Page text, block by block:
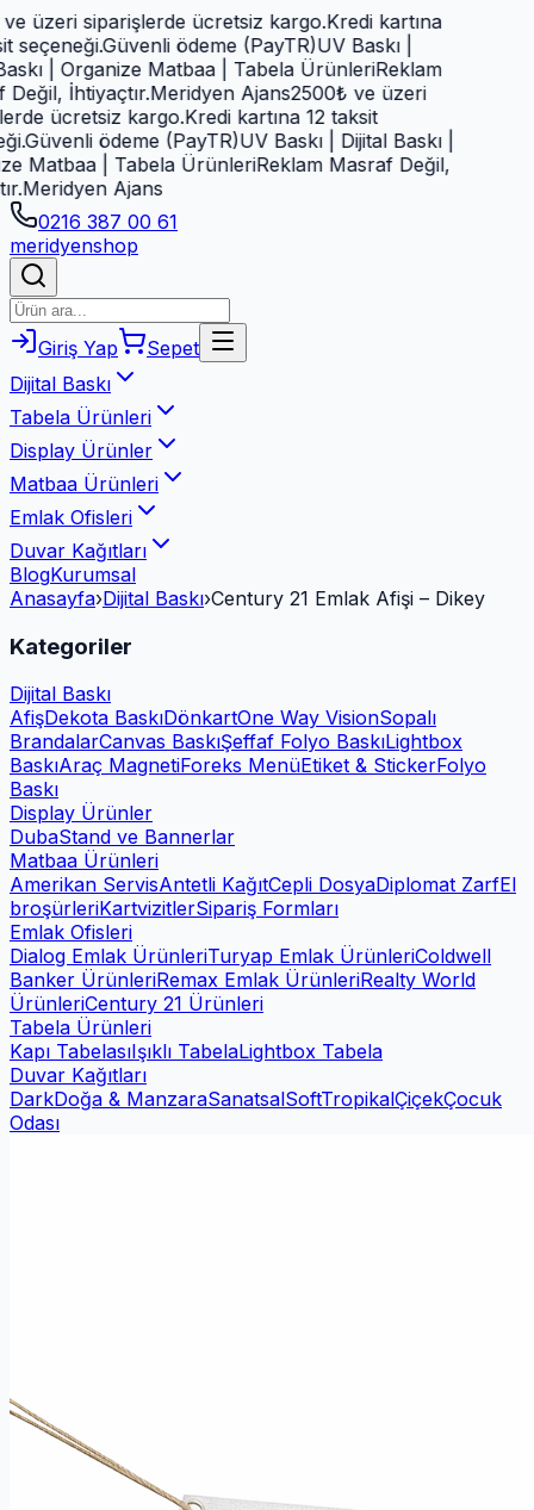
üzeri siparişlerde ücretsiz kargo.Kredi kartına
seçeneği.Güvenli ödeme (PayTR)UV Baskı |
| Organize Matbaa | Tabela ÜrünleriReklam
İhtiyaçtır.Meridyen Ajans2500₺ ve üzeri
ücretsiz kargo.Kredi kartına 12 taksit
Güvenli ödeme (PayTR)UV Baskı | Dijital Baskı |
Matbaa | Tabela ÜrünleriReklam Masraf Değil,
Meridyen Ajans
0216 387 00 61
meridyenshop
Giriş Yap
Sepet
Dijital Baskı
Tabela Ürünleri
Display Ürünler
Matbaa Ürünleri
Emlak Ofisleri
Duvar Kağıtları
BlogKurumsal
Anasayfa›Dijital Baskı›Century 21 Emlak Afişi – Dikey
Kategoriler
Dijital Baskı
AfişDekota BaskıDönkartOne Way VisionSopalı
BrandalarCanvas BaskıŞeffaf Folyo BaskıLightbox
BaskıAraç MagnetiForeks MenüEtiket & StickerFolyo
Baskı
Display Ürünler
DubaStand ve Bannerlar
Matbaa Ürünleri
Amerikan ServisAntetli KağıtCepli DosyaDiplomat ZarfEl
broşürleriKartvizitlerSipariş Formları
Emlak Ofisleri
Dialog Emlak ÜrünleriTuryap Emlak ÜrünleriColdwell
Banker ÜrünleriRemax Emlak ÜrünleriRealty World
ÜrünleriCentury 21 Ürünleri
Tabela Ürünleri
Kapı TabelasıIşıklı TabelaLightbox Tabela
Duvar Kağıtları
DarkDoğa & ManzaraSanatsalSoftTropikalÇiçekÇocuk
Odası